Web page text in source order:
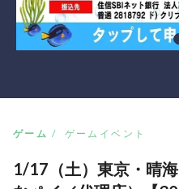
ゲーム ゲームイベント
1/17（土）東京・晴